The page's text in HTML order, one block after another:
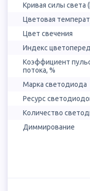
Кривая силы света
Цветовая
Цвет свечения
Индекс
Коэффициент
потока, %
Марка светодиода
Ресурс
Количество
Диммирование